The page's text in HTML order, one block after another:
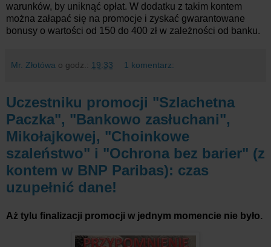
warunków, by uniknąć opłat. W dodatku z takim kontem
można załapać się na promocje i zyskać gwarantowane
bonusy o wartości od 150 do 400 zł w zależności od banku.
Mr. Złotówa o godz.: 19:33 1 komentarz:
Uczestniku promocji "Szlachetna
Paczka", "Bankowo zasłuchani",
Mikołajkowej, "Choinkowe
szaleństwo" i "Ochrona bez barier" (z
kontem w BNP Paribas): czas
uzupełnić dane!
Aż tylu finalizacji promocji w jednym momencie nie było.